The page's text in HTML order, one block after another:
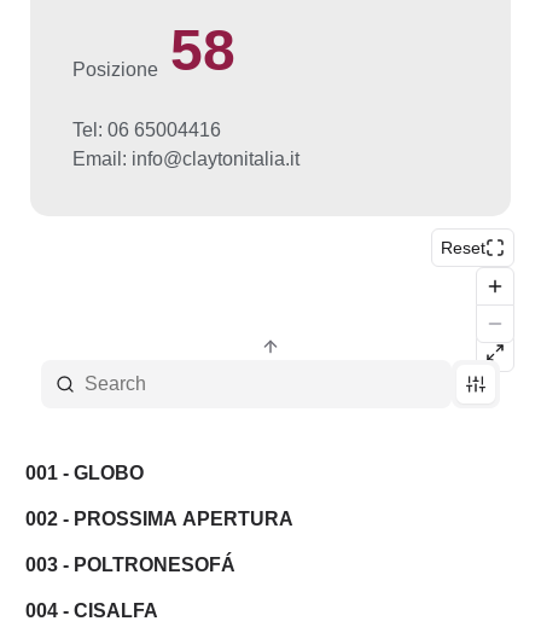
Posizione 58
Tel: 06 65004416
Email: info@claytonitalia.it